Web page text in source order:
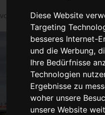
Diese Website
Targeting
besseres Internet-
und die Werbung,
Ihre Bedürfnisse
Technologien
Ergebnisse zu
woher unsere
unsere Website
von Susan Naumann|Jan. 19,